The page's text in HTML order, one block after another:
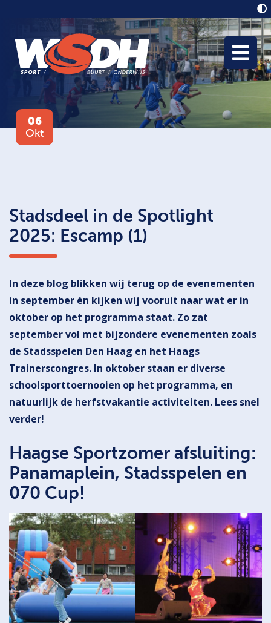
06
Okt
Stadsdeel in de Spotlight
2025: Escamp (1)
In deze blog blikken wij terug op de evenementen
in september én kijken wij vooruit naar wat er in
oktober op het programma staat. Zo zat
september vol met bijzondere evenementen zoals
de Stadsspelen Den Haag en het Haags
Trainerscongres. In oktober staan er diverse
schoolsporttoernooien op het programma, en
natuurlijk de herfstvakantie activiteiten. Lees snel
verder!
Haagse Sportzomer afsluiting:
Panamaplein, Stadsspelen en
070 Cup!